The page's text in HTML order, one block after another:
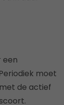
een
moet
de actief